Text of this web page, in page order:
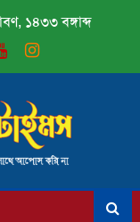
১৪৩৩ বঙ্গাব্দ